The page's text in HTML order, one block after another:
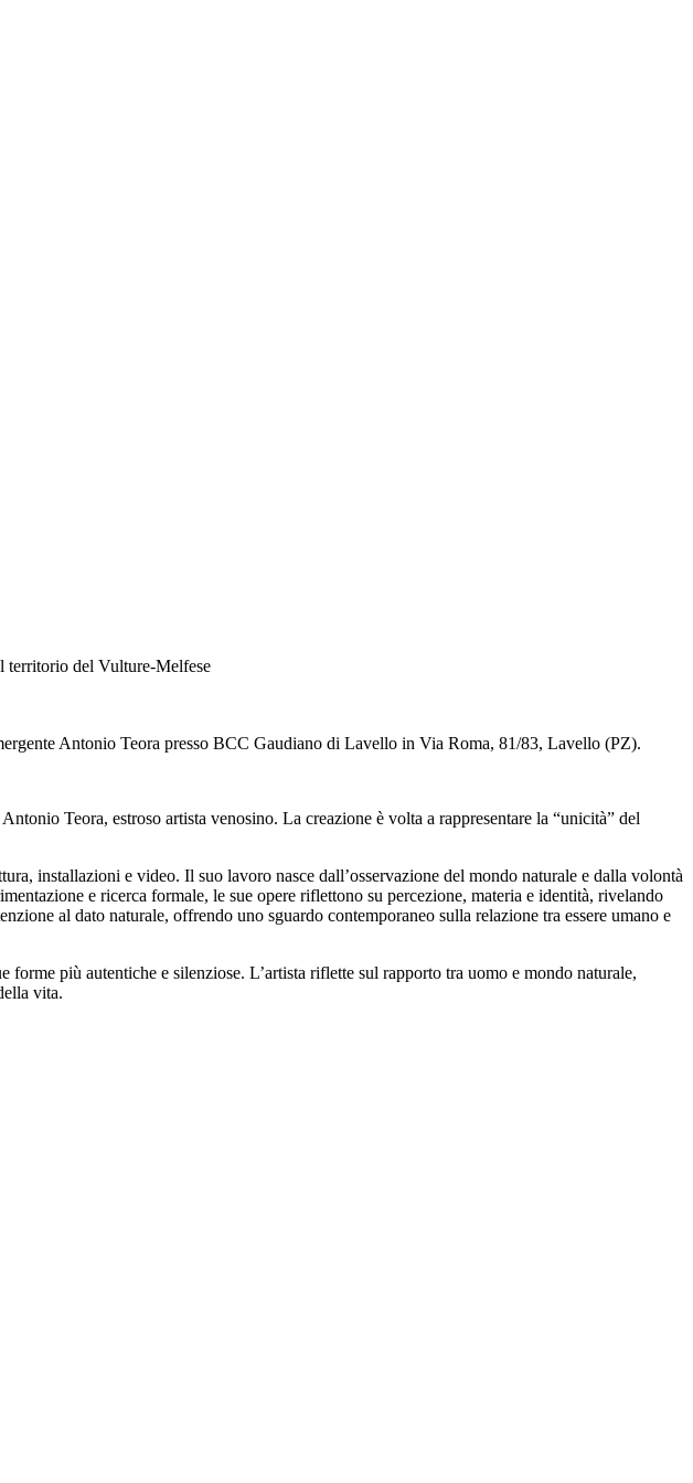
del Vulture-Melfese
Antonio Teora presso BCC Gaudiano di Lavello in Via Roma, 81/83, Lavello (PZ).
Teora, estroso artista venosino. La creazione è volta a rappresentare la “unicità” del
installazioni e video. Il suo lavoro nasce dall’osservazione del mondo naturale e dalla volontà
e ricerca formale, le sue opere riflettono su percezione, materia e identità, rivelando
al dato naturale, offrendo uno sguardo contemporaneo sulla relazione tra essere umano e
più autentiche e silenziose. L’artista riflette sul rapporto tra uomo e mondo naturale,
vita.